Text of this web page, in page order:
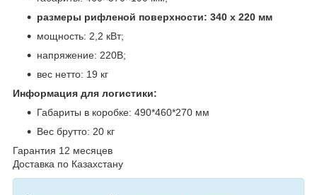
размеры рифленой поверхности: 340 x 220 мм
мощность: 2,2 кВт;
напряжение: 220В;
вес нетто: 19 кг
Информация для логистики:
Габариты в коробке: 490*460*270 мм
Вес брутто: 20 кг
Гарантия 12 месяцев
Доставка по Казахстану